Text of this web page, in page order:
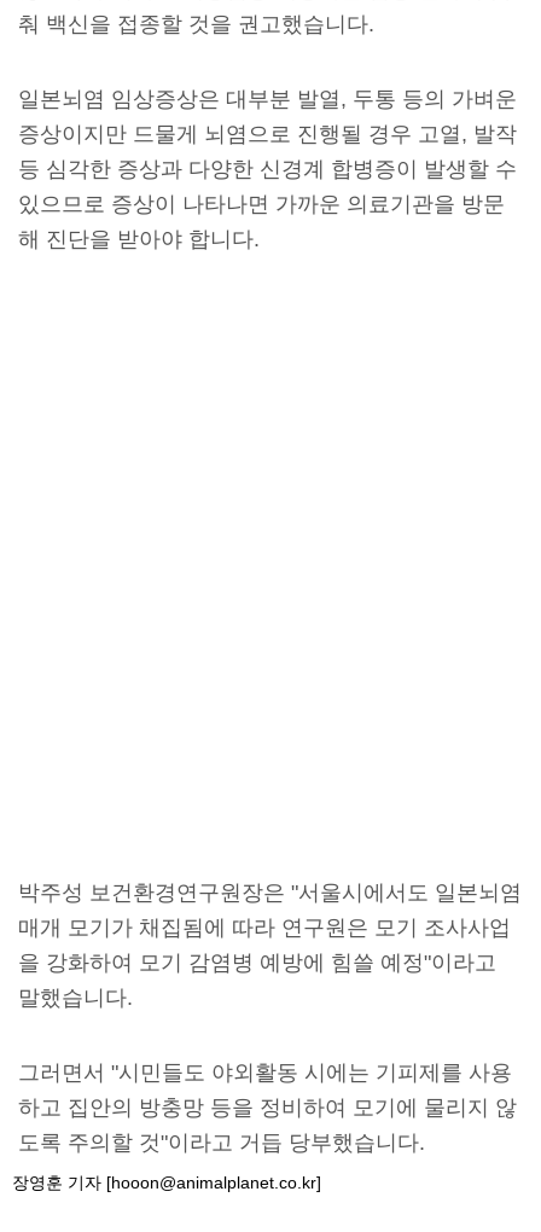
춰 백신을 접종할 것을 권고했습니다.
일본뇌염 임상증상은 대부분 발열, 두통 등의 가벼운
증상이지만 드물게 뇌염으로 진행될 경우 고열, 발작
등 심각한 증상과 다양한 신경계 합병증이 발생할 수
있으므로 증상이 나타나면 가까운 의료기관을 방문
해 진단을 받아야 합니다.
박주성 보건환경연구원장은 "서울시에서도 일본뇌염
매개 모기가 채집됨에 따라 연구원은 모기 조사사업
을 강화하여 모기 감염병 예방에 힘쓸 예정"이라고
말했습니다.
그러면서 "시민들도 야외활동 시에는 기피제를 사용
하고 집안의 방충망 등을 정비하여 모기에 물리지 않
도록 주의할 것"이라고 거듭 당부했습니다.
장영훈 기자 [hooon@animalplanet.co.kr]